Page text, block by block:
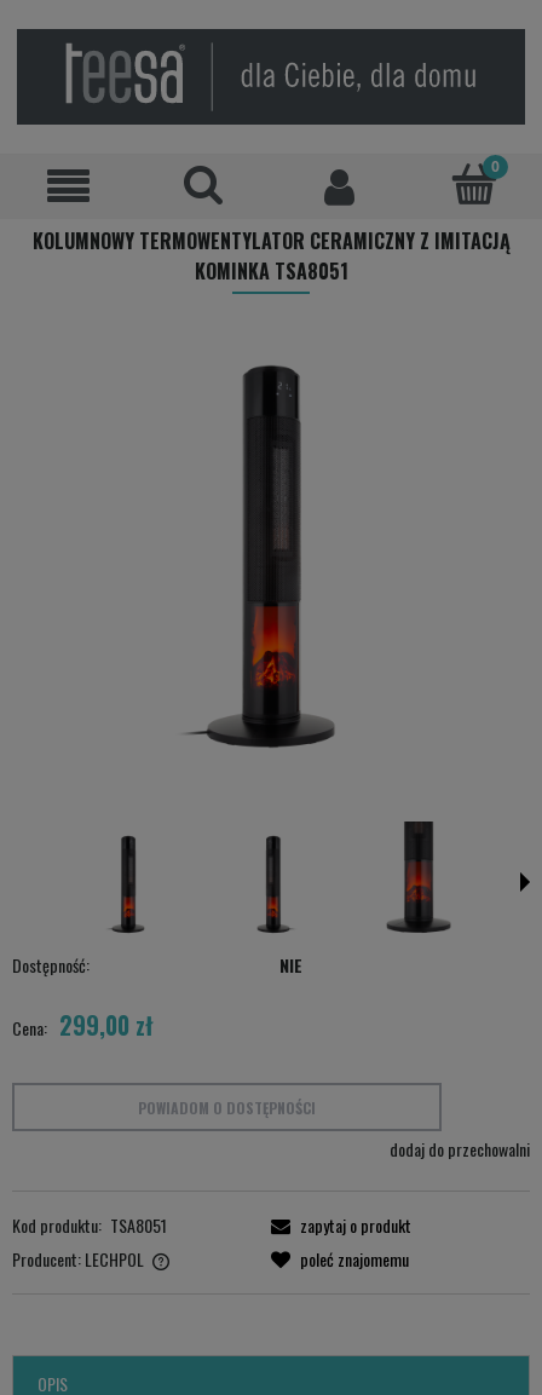
KOLUMNOWY TERMOWENTYLATOR CERAMICZNY Z IMITACJĄ
KOMINKA TSA8051
Dostępność: NIE
Cena: 299,00 zł
POWIADOM O DOSTĘPNOŚCI
dodaj do przechowalni
Kod produktu: TSA8051
Producent:LECHPOL
LECHPOL ELECTRONICS LESZEK Sp.k.
zapytaj o produkt
poleć znajomemu
OPIS